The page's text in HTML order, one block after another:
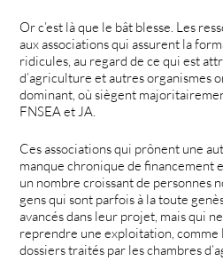
Or c’est là que le bât blesse. Les
aux associations qui assurent la
ridicules, au regard de ce qui est
d’agriculture et autres organismes
dominant, où siègent
FNSEA et JA.
Ces associations qui prônent une
manque chronique de financement
un nombre croissant de personnes
gens qui sont parfois à la toute
avancés dans leur projet, mais qui
reprendre une exploitation,
dossiers traités par les chambres